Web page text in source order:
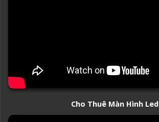
Cho Thuê Màn Hình Led